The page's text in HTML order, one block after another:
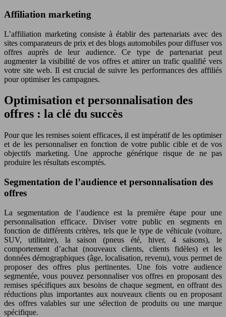
Affiliation marketing
L’affiliation marketing consiste à établir des partenariats avec des
sites comparateurs de prix et des blogs automobiles pour diffuser vos
offres auprès de leur audience. Ce type de partenariat peut
augmenter la visibilité de vos offres et attirer un trafic qualifié vers
votre site web. Il est crucial de suivre les performances des affiliés
pour optimiser les campagnes.
Optimisation et personnalisation des
offres : la clé du succès
Pour que les remises soient efficaces, il est impératif de les optimiser
et de les personnaliser en fonction de votre public cible et de vos
objectifs marketing. Une approche générique risque de ne pas
produire les résultats escomptés.
Segmentation de l’audience et personnalisation des
offres
La segmentation de l’audience est la première étape pour une
personnalisation efficace. Diviser votre public en segments en
fonction de différents critères, tels que le type de véhicule (voiture,
SUV, utilitaire), la saison (pneus été, hiver, 4 saisons), le
comportement d’achat (nouveaux clients, clients fidèles) et les
données démographiques (âge, localisation, revenu), vous permet de
proposer des offres plus pertinentes. Une fois votre audience
segmentée, vous pouvez personnaliser vos offres en proposant des
remises spécifiques aux besoins de chaque segment, en offrant des
réductions plus importantes aux nouveaux clients ou en proposant
des offres valables sur une sélection de produits ou une marque
spécifique.